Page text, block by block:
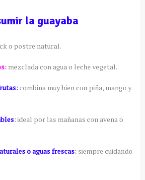
la guayaba
o postre natural.
:mezclada con agua o leche vegetal.
combina muy bien con piña, mango y
:ideal por las mañanas con avena o
o aguas frescas:siempre cuidando